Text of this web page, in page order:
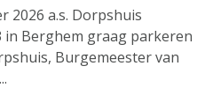
2026 a.s. Dorpshuis
Berghem graag parkeren
Burgemeester van